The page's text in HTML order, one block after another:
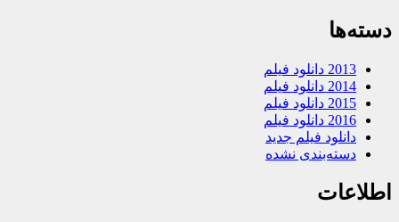
دسته‌ها
2013 دانلود فیلم
2014 دانلود فیلم
2015 دانلود فیلم
2016 دانلود فیلم
دانلود فیلم جدید
دسته‌بندی نشده
اطلاعات